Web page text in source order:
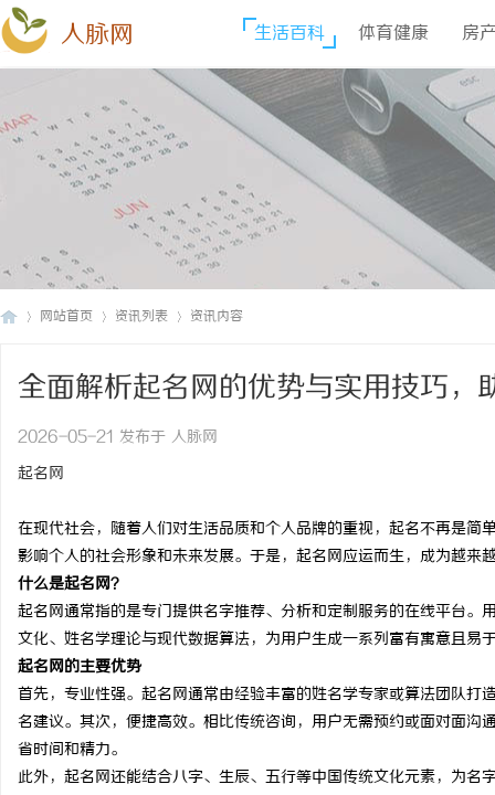
人脉网 生活百科 体育健康 房
网站首页 资讯列表 资讯内容
全面解析起名网的优势与实用技巧，
2026-05-21 发布于 人脉网
起名网
在现代社会，随着人们对生活品质和个人品牌的重视，起名不再是
影响个人的社会形象和未来发展。于是，起名网应运而生，成为越来
什么是起名网？
起名网通常指的是专门提供名字推荐、分析和定制服务的在线平台
文化、姓名学理论与现代数据算法，为用户生成一系列富有寓意且易
起名网的主要优势
首先，专业性强。起名网通常由经验丰富的姓名学专家或算法团队
名建议。其次，便捷高效。相比传统咨询，用户无需预约或面对面
省时间和精力。
此外，起名网还能结合八字、生辰、五行等中国传统文化元素，为